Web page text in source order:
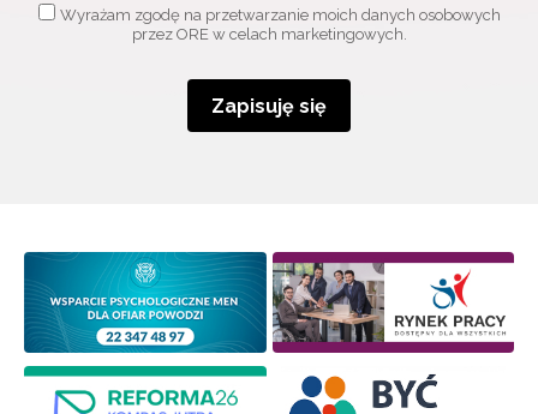
Wyrażam zgodę na przetwarzanie moich danych osobowych
przez ORE w celach marketingowych.
Zapisuję się